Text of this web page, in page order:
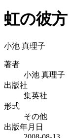
虹の彼方
小池 真理子
著者
小池 真理子
出版社
集英社
形式
その他
出版年月日